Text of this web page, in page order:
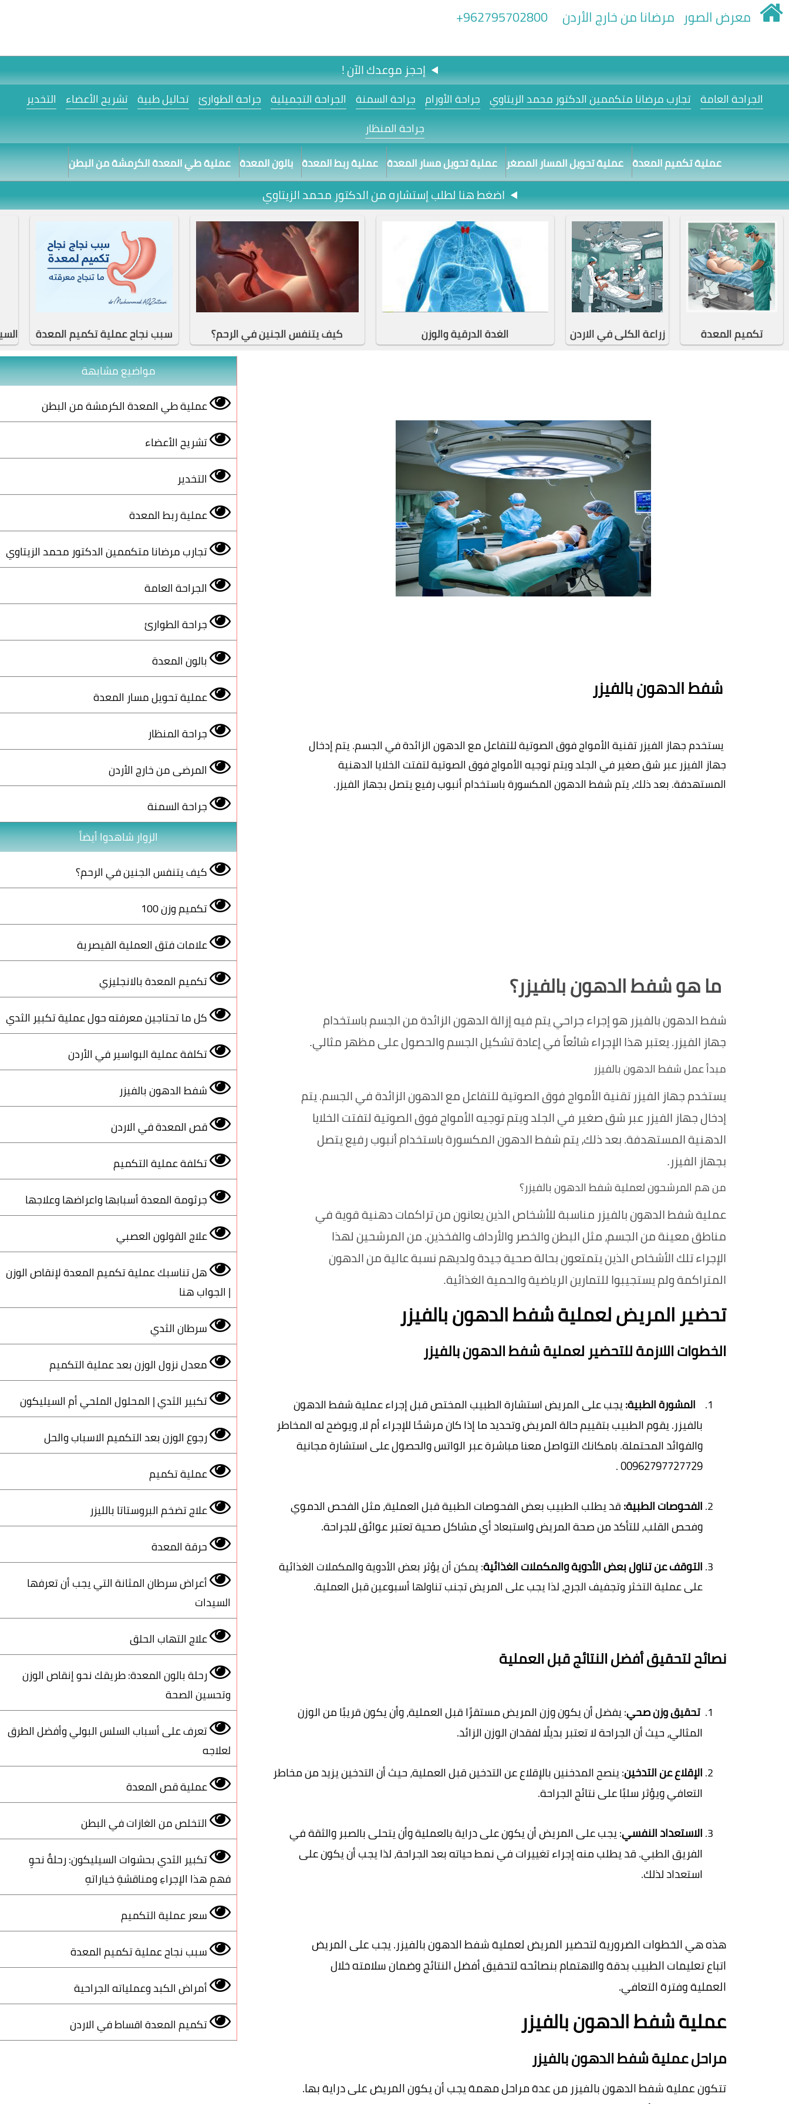
معرض الصور مرضانا من خارج الأردن 962795702800+
إحجز موعدك الآن !
الجراحة العامة تجارب مرضانا متكممين الدكتور محمد الزيتاوي جراحة الأورام جراحة السمنة الجراحة التجميلية جراحة الطوارئ تحاليل طبية تشريح الأعضاء التخدير
جراحة المنظار
عملية تكميم المعدة عملية تحويل المسار المصغر عملية تحويل مسار المعدة عملية ربط المعدة بالون المعدة عملية طي المعدة الكرمشة من البطن
اضغط هنا لطلب إستشاره من الدكتور محمد الزيتاوي
تكميم المعدة زراعة الكلى في الاردن الغدة الدرقية والوزن كيف يتنفس الجنين في الرحم؟ سبب نجاح عملية تكميم المعدة
شفط الدهون بالفيزر
ما هو شفط الدهون بالفيزر؟
جهاز الفيزر. يعتبر هذا الإجراء شائعاً في إعادة تشكيل الجسم والحصول على مظهر مثالي.
مبدأ عمل شفط الدهون بالفيزر
بجهاز الفيزر.
من هم المرشحون لعملية شفط الدهون بالفيزر؟
المتراكمة ولم يستجيبوا للتمارين الرياضية والحمية الغذائية.
تحضير المريض لعملية شفط الدهون بالفيزر
الخطوات اللازمة للتحضير لعملية شفط الدهون بالفيزر
المشورة الطبية:
00962797727729
.
الفحوصات الطبية:
وفحص القلب، للتأكد من صحة المريض واستبعاد أي مشاكل صحية تعتبر عوائق للجراحة.
التوقف عن تناول بعض الأدوية والمكملات الغذائية
على عملية التخثر وتجفيف الجرح، لذا يجب على المريض تجنب تناولها أسبوعين قبل العملية.
نصائح لتحقيق أفضل النتائج قبل العملية
تحقيق وزن صحي
المثالي، حيث أن الجراحة لا تعتبر بديلًا لفقدان الوزن الزائد.
الإقلاع عن التدخين
التعافي ويؤثر سلبًا على نتائج الجراحة.
الاستعداد النفسي
استعداد لذلك.
العملية وفترة التعافي.
عملية شفط الدهون بالفيزر
مراحل عملية شفط الدهون بالفيزر
مواضيع مشابهة
عملية طي المعدة الكرمشة من البطن
تشريح الأعضاء
التخدير
عملية ربط المعدة
تجارب مرضانا متكممين الدكتور محمد الزيتاوي
الجراحة العامة
جراحة الطوارئ
بالون المعدة
عملية تحويل مسار المعدة
جراحة المنظار
المرضى من خارج الأردن
جراحة السمنة
الزوار شاهدوا أيضاً
كيف يتنفس الجنين في الرحم؟
تكميم وزن 100
علامات فتق العملية القيصرية
تكميم المعدة بالانجليزي
كل ما تحتاجين معرفته حول عملية تكبير الثدي
تكلفة عملية البواسير في الأردن
شفط الدهون بالفيزر
قص المعدة في الاردن
تكلفة عملية التكميم
جرثومة المعدة أسبابها واعراضها وعلاجها
علاج القولون العصبي
هل تناسبك عملية تكميم المعدة لإنقاص الوزن
| الجواب هنا
سرطان الثدي
معدل نزول الوزن بعد عملية التكميم
تكبير الثدي | المحلول الملحي أم السيليكون
رجوع الوزن بعد التكميم الاسباب والحل
عملية تكميم
علاج تضخم البروستاتا بالليزر
حرقة المعدة
أعراض سرطان المثانة التي يجب أن تعرفها
السيدات
علاج التهاب الحلق
رحلة بالون المعدة: طريقك نحو إنقاص الوزن
وتحسين الصحة
تعرف على أسباب السلس البولي وأفضل الطرق
لعلاجه
عملية قص المعدة
التخلص من الغازات في البطن
تكبير الثدي بحشوات السيليكون: رحلةٌ نحوِ
فهمِ هذا الإجراءِ ومناقشةِ خياراتهِ
سعر عملية التكميم
سبب نجاح عملية تكميم المعدة
أمراض الكبد وعملياته الجراحية
تكميم المعدة اقساط في الاردن